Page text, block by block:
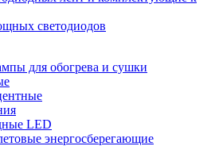
светодиодов
для обогрева и сушки
LED
энергосберегающие